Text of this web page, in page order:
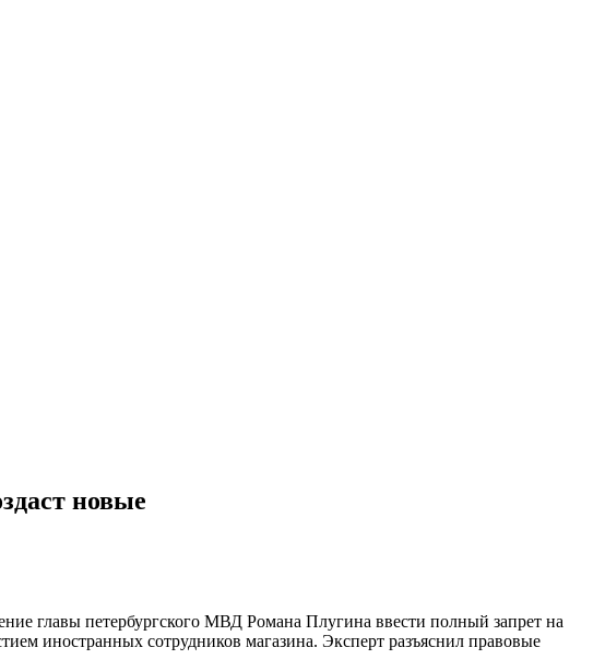
новые
главы петербургского МВД Романа Плугина ввести полный запрет на
иностранных сотрудников магазина. Эксперт разъяснил правовые